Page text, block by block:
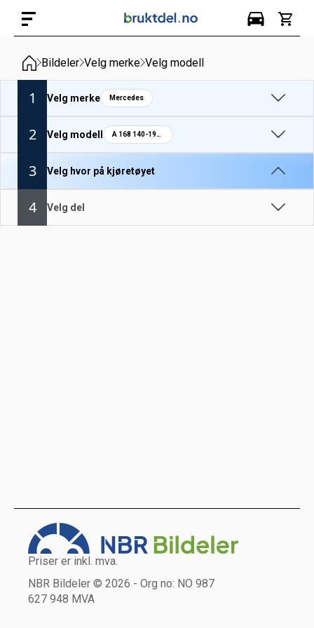
Bildeler Velg merke Velg modell
1 Velg merke Mercedes
2 Velg modell A 168 140-190 1998-
3 Velg hvor på kjøretøyet
4 Velg del
Priser er inkl. mva.
NBR Bildeler © 2026 - Org no: NO 987
627 948 MVA